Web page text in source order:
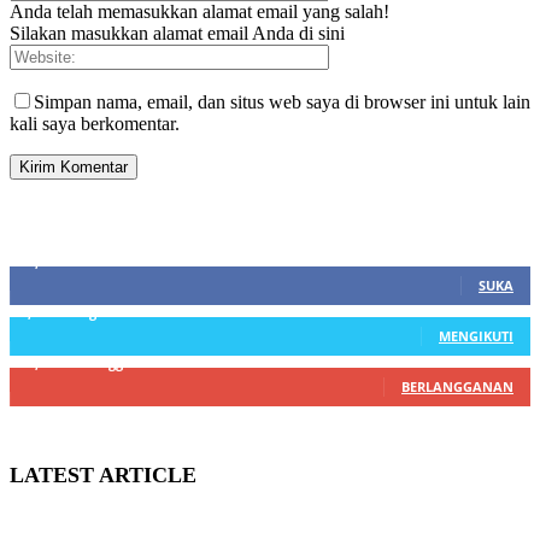
Anda telah memasukkan alamat email yang salah!
Silakan masukkan alamat email Anda di sini
Simpan nama, email, dan situs web saya di browser ini untuk lain
kali saya berkomentar.
SUKA
MENGIKUTI
BERLANGGANAN
LATEST ARTICLE